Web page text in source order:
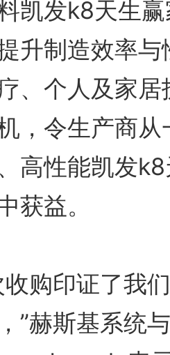
凯发k8天生
升制造效率
、个人及家
，令生产商
高性能凯发
获益。
印证了我们
”赫斯基系统